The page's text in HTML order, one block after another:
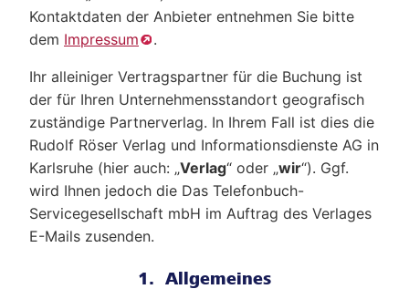
Kontaktdaten der Anbieter entnehmen Sie bitte
dem Impressum .
Ihr alleiniger Vertragspartner für die Buchung ist
der für Ihren Unternehmensstandort geografisch
zuständige Partnerverlag. In Ihrem Fall ist dies die
Rudolf Röser Verlag und Informationsdienste AG in
Karlsruhe (hier auch: „Verlag“ oder „wir“). Ggf.
wird Ihnen jedoch die Das Telefonbuch-
Servicegesellschaft mbH im Auftrag des Verlages
E-Mails zusenden.
1. Allgemeines